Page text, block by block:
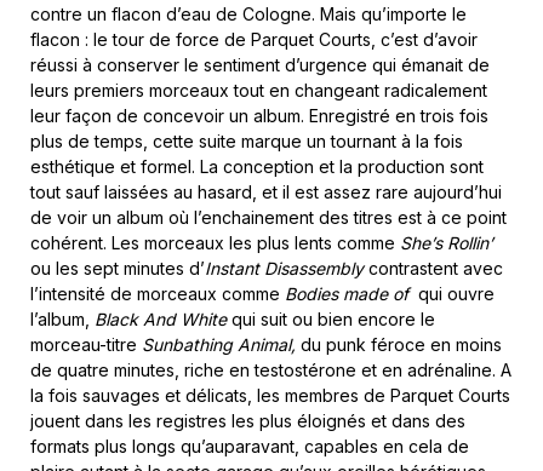
contre un flacon d’eau de Cologne. Mais qu’importe le
flacon : le tour de force de Parquet Courts, c’est d’avoir
réussi à conserver le sentiment d’urgence qui émanait de
leurs premiers morceaux tout en changeant radicalement
leur façon de concevoir un album. Enregistré en trois fois
plus de temps, cette suite marque un tournant à la fois
esthétique et formel. La conception et la production sont
tout sauf laissées au hasard, et il est assez rare aujourd’hui
de voir un album où l’enchainement des titres est à ce point
cohérent. Les morceaux les plus lents comme She’s Rollin’
ou les sept minutes d’Instant Disassemblycontrastent avec
l’intensité de morceaux comme Bodies made of qui ouvre
l’album, Black And Whitequi suit ou bien encore le
morceau-titre Sunbathing Animal, du punk féroce en moins
de quatre minutes, riche en testostérone et en adrénaline. A
la fois sauvages et délicats, les membres de Parquet Courts
jouent dans les registres les plus éloignés et dans des
formats plus longs qu’auparavant, capables en cela de